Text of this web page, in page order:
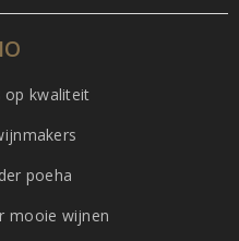
op kwaliteit
poeha
mooie wijnen